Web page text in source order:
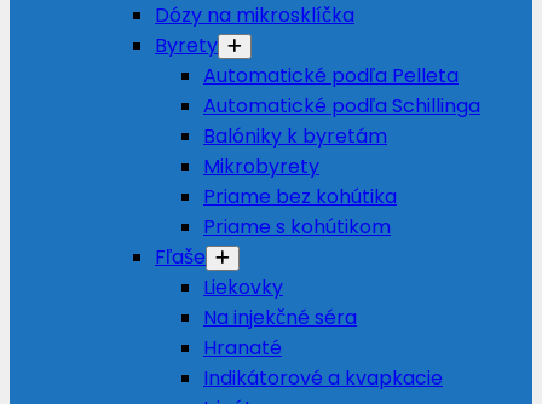
Dózy na mikrosklíčka
Byrety
Automatické podľa Pelleta
Automatické podľa Schillinga
Balóniky k byretám
Mikrobyrety
Priame bez kohútika
Priame s kohútikom
Fľaše
Liekovky
Na injekčné séra
Hranaté
Indikátorové a kvapkacie